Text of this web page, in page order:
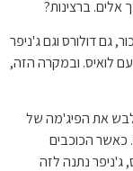
ברצינות?
גם דולורס וגם ג'ניפר
לואיס. ובמקרה הזה,
את הפיג'מה של
כאשר הכוכבים
ג'ניפר נתנה לזה